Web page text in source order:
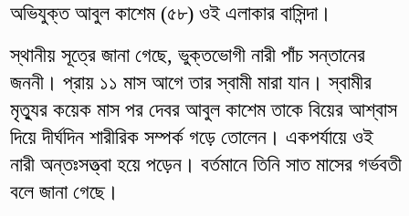
অভিযুক্ত আবুল কাশেম (৫৮) ওই এলাকার বাসিন্দা।
স্থানীয় সূত্রে জানা গেছে, ভুক্তভোগী নারী পাঁচ সন্তানের
জননী। প্রায় ১১ মাস আগে তার স্বামী মারা যান। স্বামীর
মৃত্যুর কয়েক মাস পর দেবর আবুল কাশেম তাকে বিয়ের আশ্বাস
দিয়ে দীর্ঘদিন শারীরিক সম্পর্ক গড়ে তোলেন। একপর্যায়ে ওই
নারী অন্তঃসত্ত্বা হয়ে পড়েন। বর্তমানে তিনি সাত মাসের গর্ভবতী
বলে জানা গেছে।